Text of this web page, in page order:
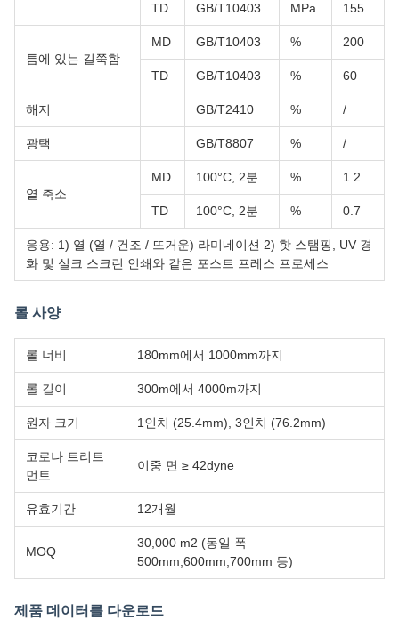
TD GB/T10403 MPa 155
틈에 있는 길쭉함
MD GB/T10403 % 200
TD GB/T10403 % 60
해지 GB/T2410 % /
광택 GB/T8807 % /
열 축소
MD 100°C, 2분 % 1.2
TD 100°C, 2분 % 0.7
응용: 1) 열 (열 / 건조 / 뜨거운) 라미네이션 2) 핫 스탬핑, UV 경
화 및 실크 스크린 인쇄와 같은 포스트 프레스 프로세스
롤 사양
롤 너비 180mm에서 1000mm까지
롤 길이 300m에서 4000m까지
원자 크기 1인치 (25.4mm), 3인치 (76.2mm)
코로나 트리트
먼트
이중 면 ≥ 42dyne
유효기간 12개월
MOQ
30,000 m2 (동일 폭
500mm,600mm,700mm 등)
제품 데이터를 다운로드